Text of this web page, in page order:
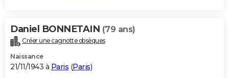
Daniel BONNETAIN (79 ans)
Créer une cagnotte obsèques
Naissance
21/11/1943 à Paris (Paris)